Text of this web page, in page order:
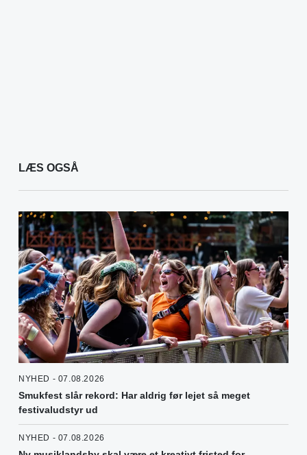
LÆS OGSÅ
NYHED - 07.08.2026
Smukfest slår rekord: Har aldrig før lejet så meget
festivaludstyr ud
NYHED - 07.08.2026